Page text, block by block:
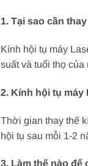
1. Tại sao cần
Kính hội tụ máy
suất và tuổi thọ của
2. Kính hội tụ máy
Thời gian thay thế
hội tụ sau mỗi 1-2
3. Làm thế nào